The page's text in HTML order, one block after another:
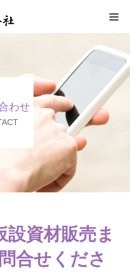
わせ
資材販売ま
合せくださ